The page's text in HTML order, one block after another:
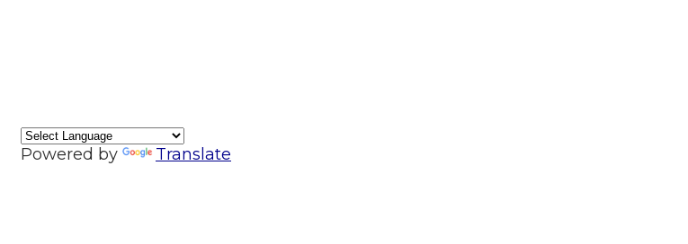
Powered by Translate